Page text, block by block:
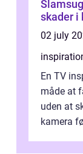
skader i
02 july
En TV
måde at
uden at
kamera